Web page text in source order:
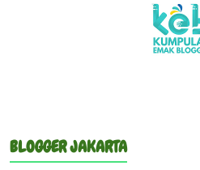
BLOGGER JAKARTA